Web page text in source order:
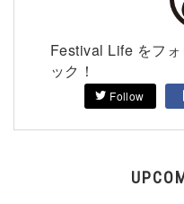
Festival Life をフ
ック！
Follow